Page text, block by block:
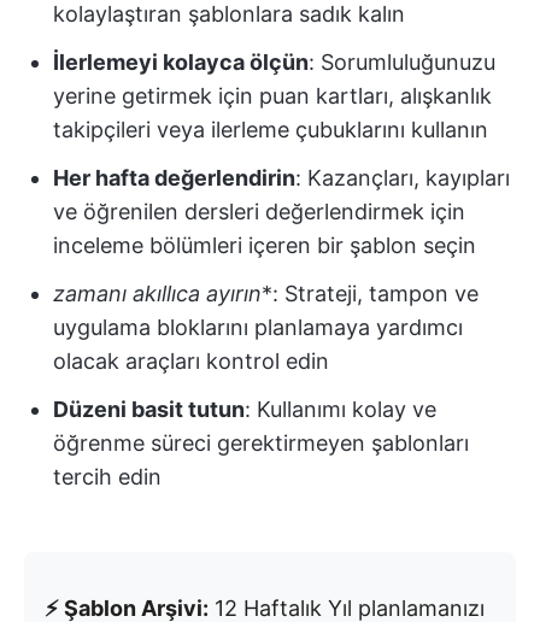
kolaylaştıran şablonlara sadık kalın
İlerlemeyi kolayca ölçün: Sorumluluğunuzu
yerine getirmek için puan kartları, alışkanlık
takipçileri veya ilerleme çubuklarını kullanın
Her hafta değerlendirin: Kazançları, kayıpları
ve öğrenilen dersleri değerlendirmek için
inceleme bölümleri içeren bir şablon seçin
zamanı akıllıca ayırın*: Strateji, tampon ve
uygulama bloklarını planlamaya yardımcı
olacak araçları kontrol edin
Düzeni basit tutun: Kullanımı kolay ve
öğrenme süreci gerektirmeyen şablonları
tercih edin
⚡ Şablon Arşivi: 12 Haftalık Yıl planlamanızı